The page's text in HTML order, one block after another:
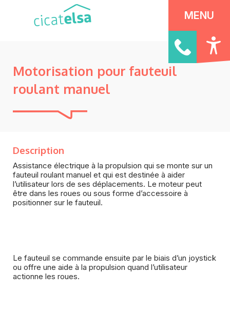
Panneau de gestion des cookies
MENU
Motorisation pour fauteuil
roulant manuel
Description
Assistance électrique à la propulsion qui se monte sur un
fauteuil roulant manuel et qui est destinée à aider
l’utilisateur lors de ses déplacements. Le moteur peut
être dans les roues ou sous forme d’accessoire à
positionner sur le fauteuil.
Le fauteuil se commande ensuite par le biais d’un joystick
ou offre une aide à la propulsion quand l’utilisateur
actionne les roues.